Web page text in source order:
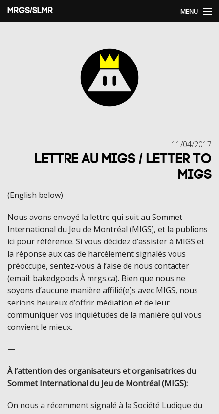
MRGS/SLMR MENU
11/04/2017
Lettre au MIGS / Letter to
MIGS
(English below)
Nous avons envoyé la lettre qui suit au Sommet
International du Jeu de Montréal (MIGS), et la publions
ici pour référence. Si vous décidez d’assister à MIGS et
la réponse aux cas de harcèlement signalés vous
préoccupe, sentez-vous à l’aise de nous contacter
(email: bakedgoods À mrgs.ca). Bien que nous ne
soyons d’aucune manière affilié(e)s avec MIGS, nous
serions heureux d’offrir médiation et de leur
communiquer vos inquiétudes de la manière qui vous
convient le mieux.
—
À l’attention des organisateurs et organisatrices du
Sommet International du Jeu de Montréal (MIGS):
On nous a récemment signalé à la Société Ludique du